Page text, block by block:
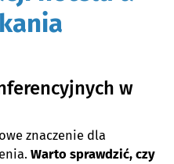
w
znaczenie dla
Warto sprawdzić, czy